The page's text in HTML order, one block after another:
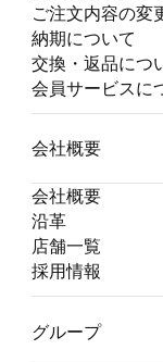
ご注文内容の変
納期について
交換・返品につ
会員サービスに
会社概要
会社概要
沿革
店舗一覧
採用情報
グループ